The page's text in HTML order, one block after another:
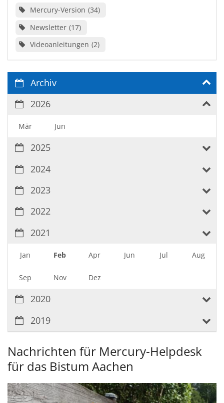
Mercury-Version 34
Newsletter 17
Videoanleitungen 2
Archiv
2026
Mär Jun
2025
2024
2023
2022
2021
Jan Feb Apr Jun Jul Aug
Sep Nov Dez
2020
2019
Nachrichten für Mercury-Helpdesk
für das Bistum Aachen